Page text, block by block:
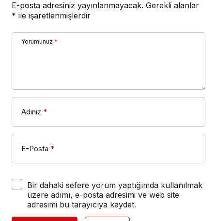
E-posta adresiniz yayınlanmayacak. Gerekli alanlar
* ile işaretlenmişlerdir
Yorumunuz *
Adınız *
E-Posta *
Bir dahaki sefere yorum yaptığımda kullanılmak
üzere adımı, e-posta adresimi ve web site
adresimi bu tarayıcıya kaydet.